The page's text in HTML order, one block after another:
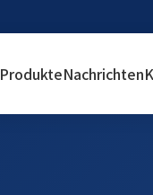
ProdukteNachrichten